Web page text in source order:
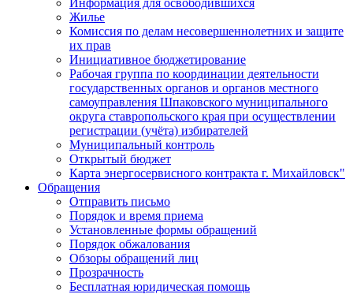
Информация для освободившихся
Жилье
Комиссия по делам несовершеннолетних и защите
их прав
Инициативное бюджетирование
Рабочая группа по координации деятельности
государственных органов и органов местного
самоуправления Шпаковского муниципального
округа ставропольского края при осуществлении
регистрации (учёта) избирателей
Муниципальный контроль
Открытый бюджет
Карта энергосервисного контракта г. Михайловск"
Обращения
Отправить письмо
Порядок и время приема
Установленные формы обращений
Порядок обжалования
Обзоры обращений лиц
Прозрачность
Бесплатная юридическая помощь